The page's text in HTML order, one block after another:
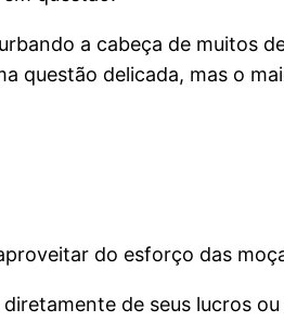
a cabeça de muitos
questão delicada, mas o
do esforço das
de seus lucros